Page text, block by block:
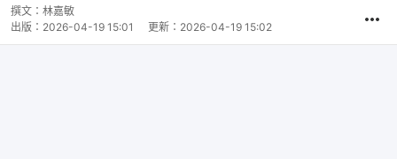
撰文： 林嘉敏
出版： 2026-04-19 15:01 更新： 2026-04-19 15:02